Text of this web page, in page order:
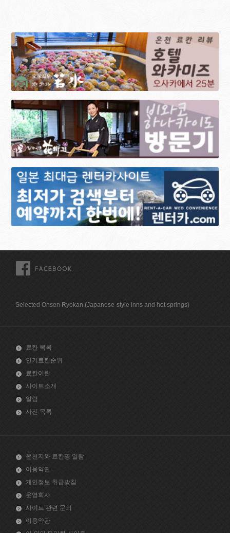
Selected Onsen Ryokan (Japanese-style inns and hot springs)
료칸 목록
인기료칸순위
료칸이란
사이트소개
알림
사진 목록
온천지와 료칸명 일람
이용약관
개인정보 취급방침
운영회사
사이트 관련 문의
이용약관